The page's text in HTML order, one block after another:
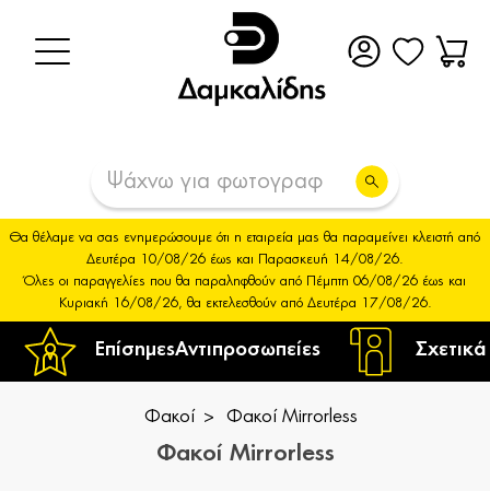
ΕπίσημεςΑντιπροσωπείες
Θα θέλαμε να σας ενημερώσουμε ότι η εταιρεία μας θα παραμείνει κλειστή από
Δευτέρα 10/08/26 έως και Παρασκευή 14/08/26.
Όλες οι παραγγελίες που θα παραληφθούν από Πέμπτη 06/08/26 έως και
Κυριακή 16/08/26, θα εκτελεσθούν από Δευτέρα 17/08/26.
Φακοί Φακοί Mirrorless
Φακοί Mirrorless